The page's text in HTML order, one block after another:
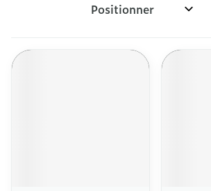
Trier par: